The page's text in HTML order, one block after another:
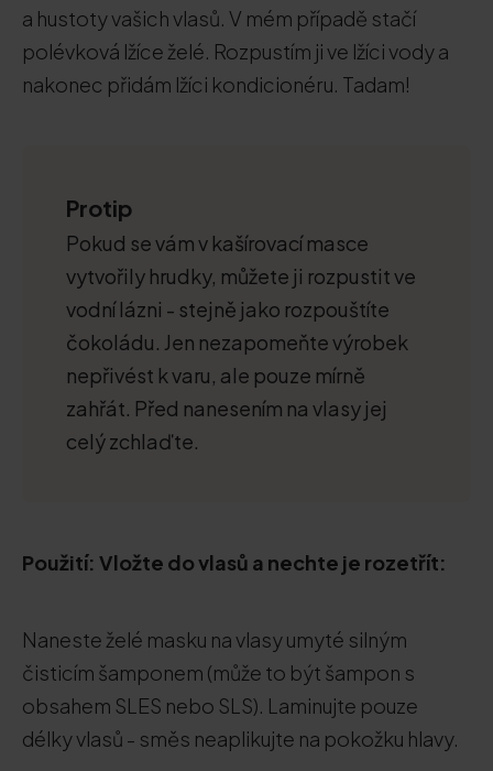
a hustoty vašich vlasů. V mém případě stačí
polévková lžíce želé. Rozpustím ji ve lžíci vody a
nakonec přidám lžíci kondicionéru. Tadam!
Protip
Pokud se vám v kašírovací masce
vytvořily hrudky, můžete ji rozpustit ve
vodní lázni - stejně jako rozpouštíte
čokoládu. Jen nezapomeňte výrobek
nepřivést k varu, ale pouze mírně
zahřát. Před nanesením na vlasy jej
celý zchlaďte.
Použití: Vložte do vlasů a nechte je rozetřít:
Naneste želé masku na vlasy umyté silným
čisticím šamponem (může to být šampon s
obsahem SLES nebo SLS). Laminujte pouze
délky vlasů - směs neaplikujte na pokožku hlavy.